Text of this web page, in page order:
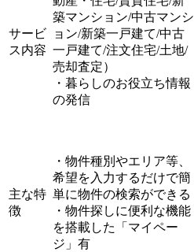
サービ
ス内容
築マンション/中古マンシ
ョン/新築一戸建て/中古
一戸建て/注文住宅/土地/
売却査定）
・暮らしのお役立ち情報
の発信
主な特
徴
・物件種別やエリア等、
希望を入力するだけで簡
単に物件の検索ができる
・物件探しに便利な機能
を搭載した「マイペー
ジ」有